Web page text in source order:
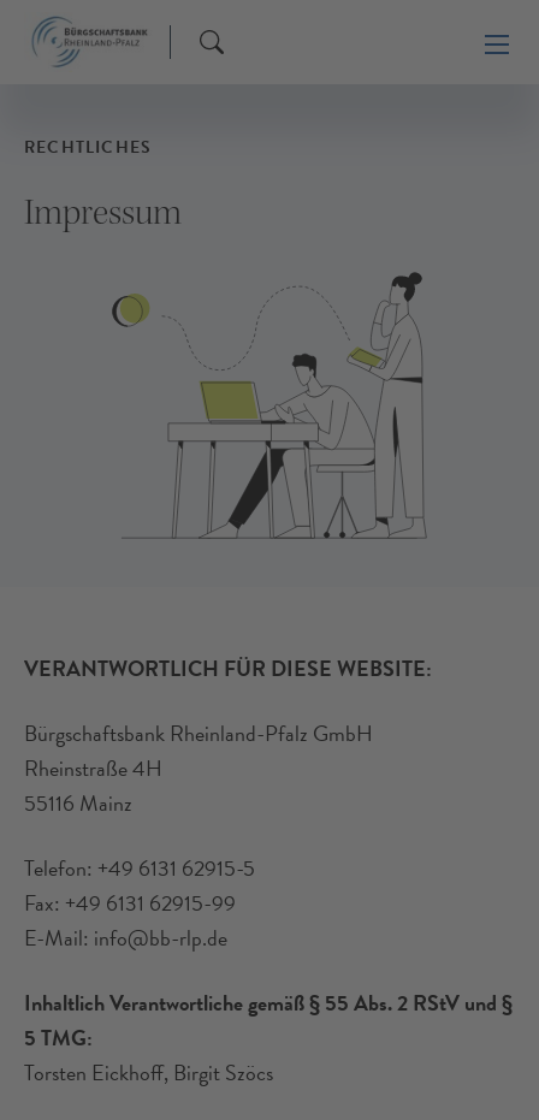
RECHTLICHES
Impressum
VERANTWORTLICH FÜR DIESE WEBSITE:
Bürgschaftsbank Rheinland-Pfalz GmbH
Rheinstraße 4H
55116 Mainz
Telefon: +49 6131 62915-5
Fax: +49 6131 62915-99
E-Mail: info@bb-rlp.de
Inhaltlich Verantwortliche gemäß § 55 Abs. 2 RStV und §
5 TMG:
Torsten Eickhoff, Birgit Szöcs